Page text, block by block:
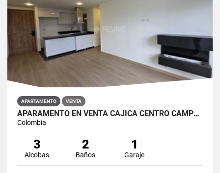
APARTAMENTO VENTA
APARAMENTO EN VENTA CAJICÁ CENTRO CAMPUS CLUB RESERVADO
Colombia
3
Alcobas
2
Baños
1
Garaje